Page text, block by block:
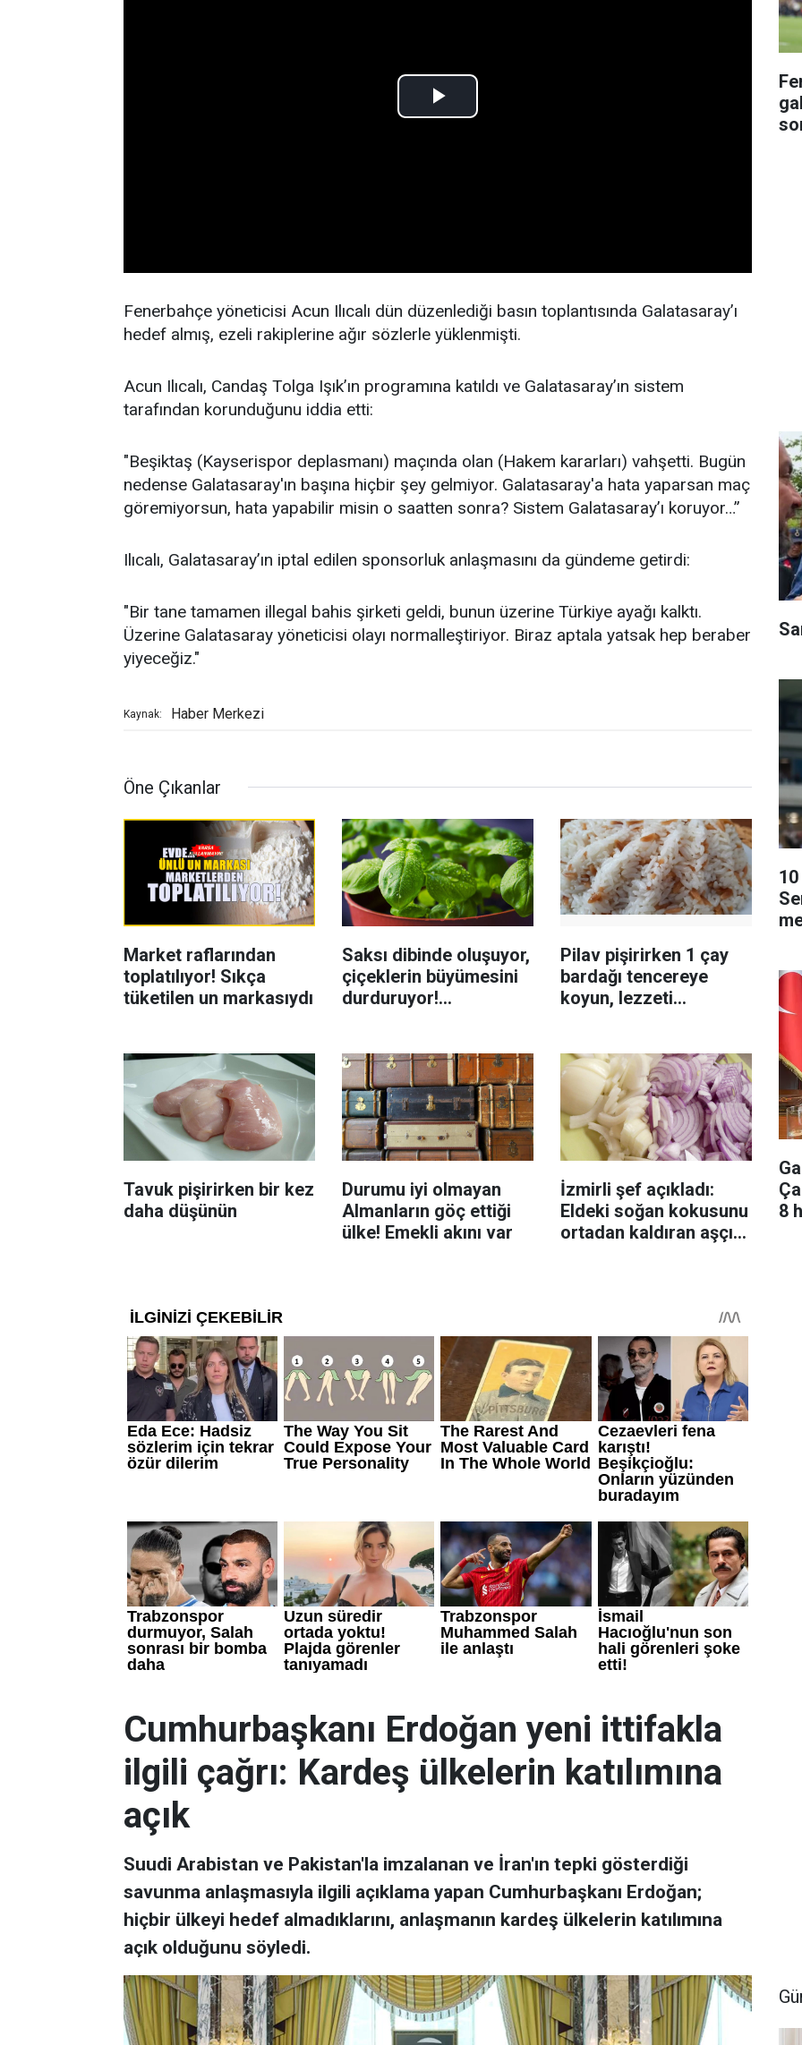
Fenerbahçe yöneticisi Acun Ilıcalı dün düzenlediği basın toplantısında Galatasaray’ı
hedef almış, ezeli rakiplerine ağır sözlerle yüklenmişti.
Acun Ilıcalı, Candaş Tolga Işık’ın programına katıldı ve Galatasaray’ın sistem
tarafından korunduğunu iddia etti:
"Beşiktaş (Kayserispor deplasmanı) maçında olan (Hakem kararları) vahşetti. Bugün
nedense Galatasaray'ın başına hiçbir şey gelmiyor. Galatasaray'a hata yaparsan maç
göremiyorsun, hata yapabilir misin o saatten sonra? Sistem Galatasaray’ı koruyor…”
Ilıcalı, Galatasaray’ın iptal edilen sponsorluk anlaşmasını da gündeme getirdi:
"Bir tane tamamen illegal bahis şirketi geldi, bunun üzerine Türkiye ayağı kalktı.
Üzerine Galatasaray yöneticisi olayı normalleştiriyor. Biraz aptala yatsak hep beraber
yiyeceğiz."
Kaynak: Haber Merkezi
Öne Çıkanlar
Market raflarından
toplatılıyor! Sıkça
tüketilen un markasıydı
Saksı dibinde oluşuyor,
çiçeklerin büyümesini
durduruyor!
Pilav pişirirken 1 çay
bardağı tencereye
koyun, lezzeti
Tavuk pişirirken bir kez
daha düşünün
Durumu iyi olmayan
Almanların göç ettiği
ülke! Emekli akını var
İzmirli şef açıkladı:
Eldeki soğan kokusunu
ortadan kaldıran aşçı
8
Cumhurbaşkanı Erdoğan yeni ittifakla
ilgili çağrı: Kardeş ülkelerin katılımına
açık
Suudi Arabistan ve Pakistan'la imzalanan ve İran'ın tepki gösterdiği
savunma anlaşmasıyla ilgili açıklama yapan Cumhurbaşkanı Erdoğan;
hiçbir ülkeyi hedef almadıklarını, anlaşmanın kardeş ülkelerin katılımına
açık olduğunu söyledi.